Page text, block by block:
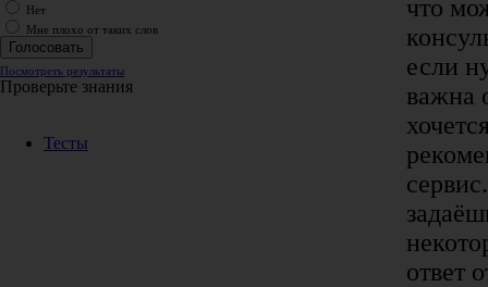
Нет
Мне плохо от таких слов
Посмотреть результаты
Проверьте знания
Тесты
что
если
важна
ответ